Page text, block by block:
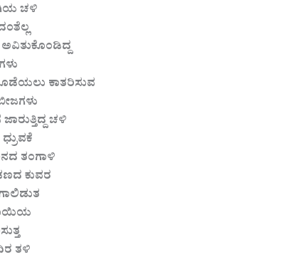
ಚಳಿ
ಕಾತರಿಸುವ
ಚಳಿ
ತಂಗಾಳಿ
ಕುವರ
ತಳಿ